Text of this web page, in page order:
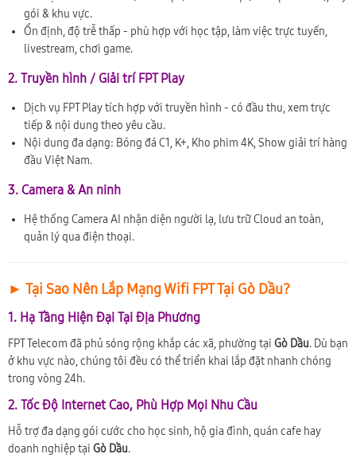
gói & khu vực.
Ổn định, độ trễ thấp - phù hợp với học tập, làm việc trực tuyến,
livestream, chơi game.
2. Truyền hình / Giải trí FPT Play
Dịch vụ FPT Play tích hợp với truyền hình - có đầu thu, xem trực
tiếp & nội dung theo yêu cầu.
Nội dung đa dạng: Bóng đá C1, K+, Kho phim 4K, Show giải trí hàng
đầu Việt Nam.
3. Camera & An ninh
Hệ thống Camera AI nhận diện người lạ, lưu trữ Cloud an toàn,
quản lý qua điện thoại.
► Tại Sao Nên Lắp Mạng Wifi FPT Tại Gò Dầu?
1. Hạ Tầng Hiện Đại Tại Địa Phương
FPT Telecom đã phủ sóng rộng khắp các xã, phường tại Gò Dầu. Dù bạn
ở khu vực nào, chúng tôi đều có thể triển khai lắp đặt nhanh chóng
trong vòng 24h.
2. Tốc Độ Internet Cao, Phù Hợp Mọi Nhu Cầu
Hỗ trợ đa dạng gói cước cho học sinh, hộ gia đình, quán cafe hay
doanh nghiệp tại Gò Dầu.